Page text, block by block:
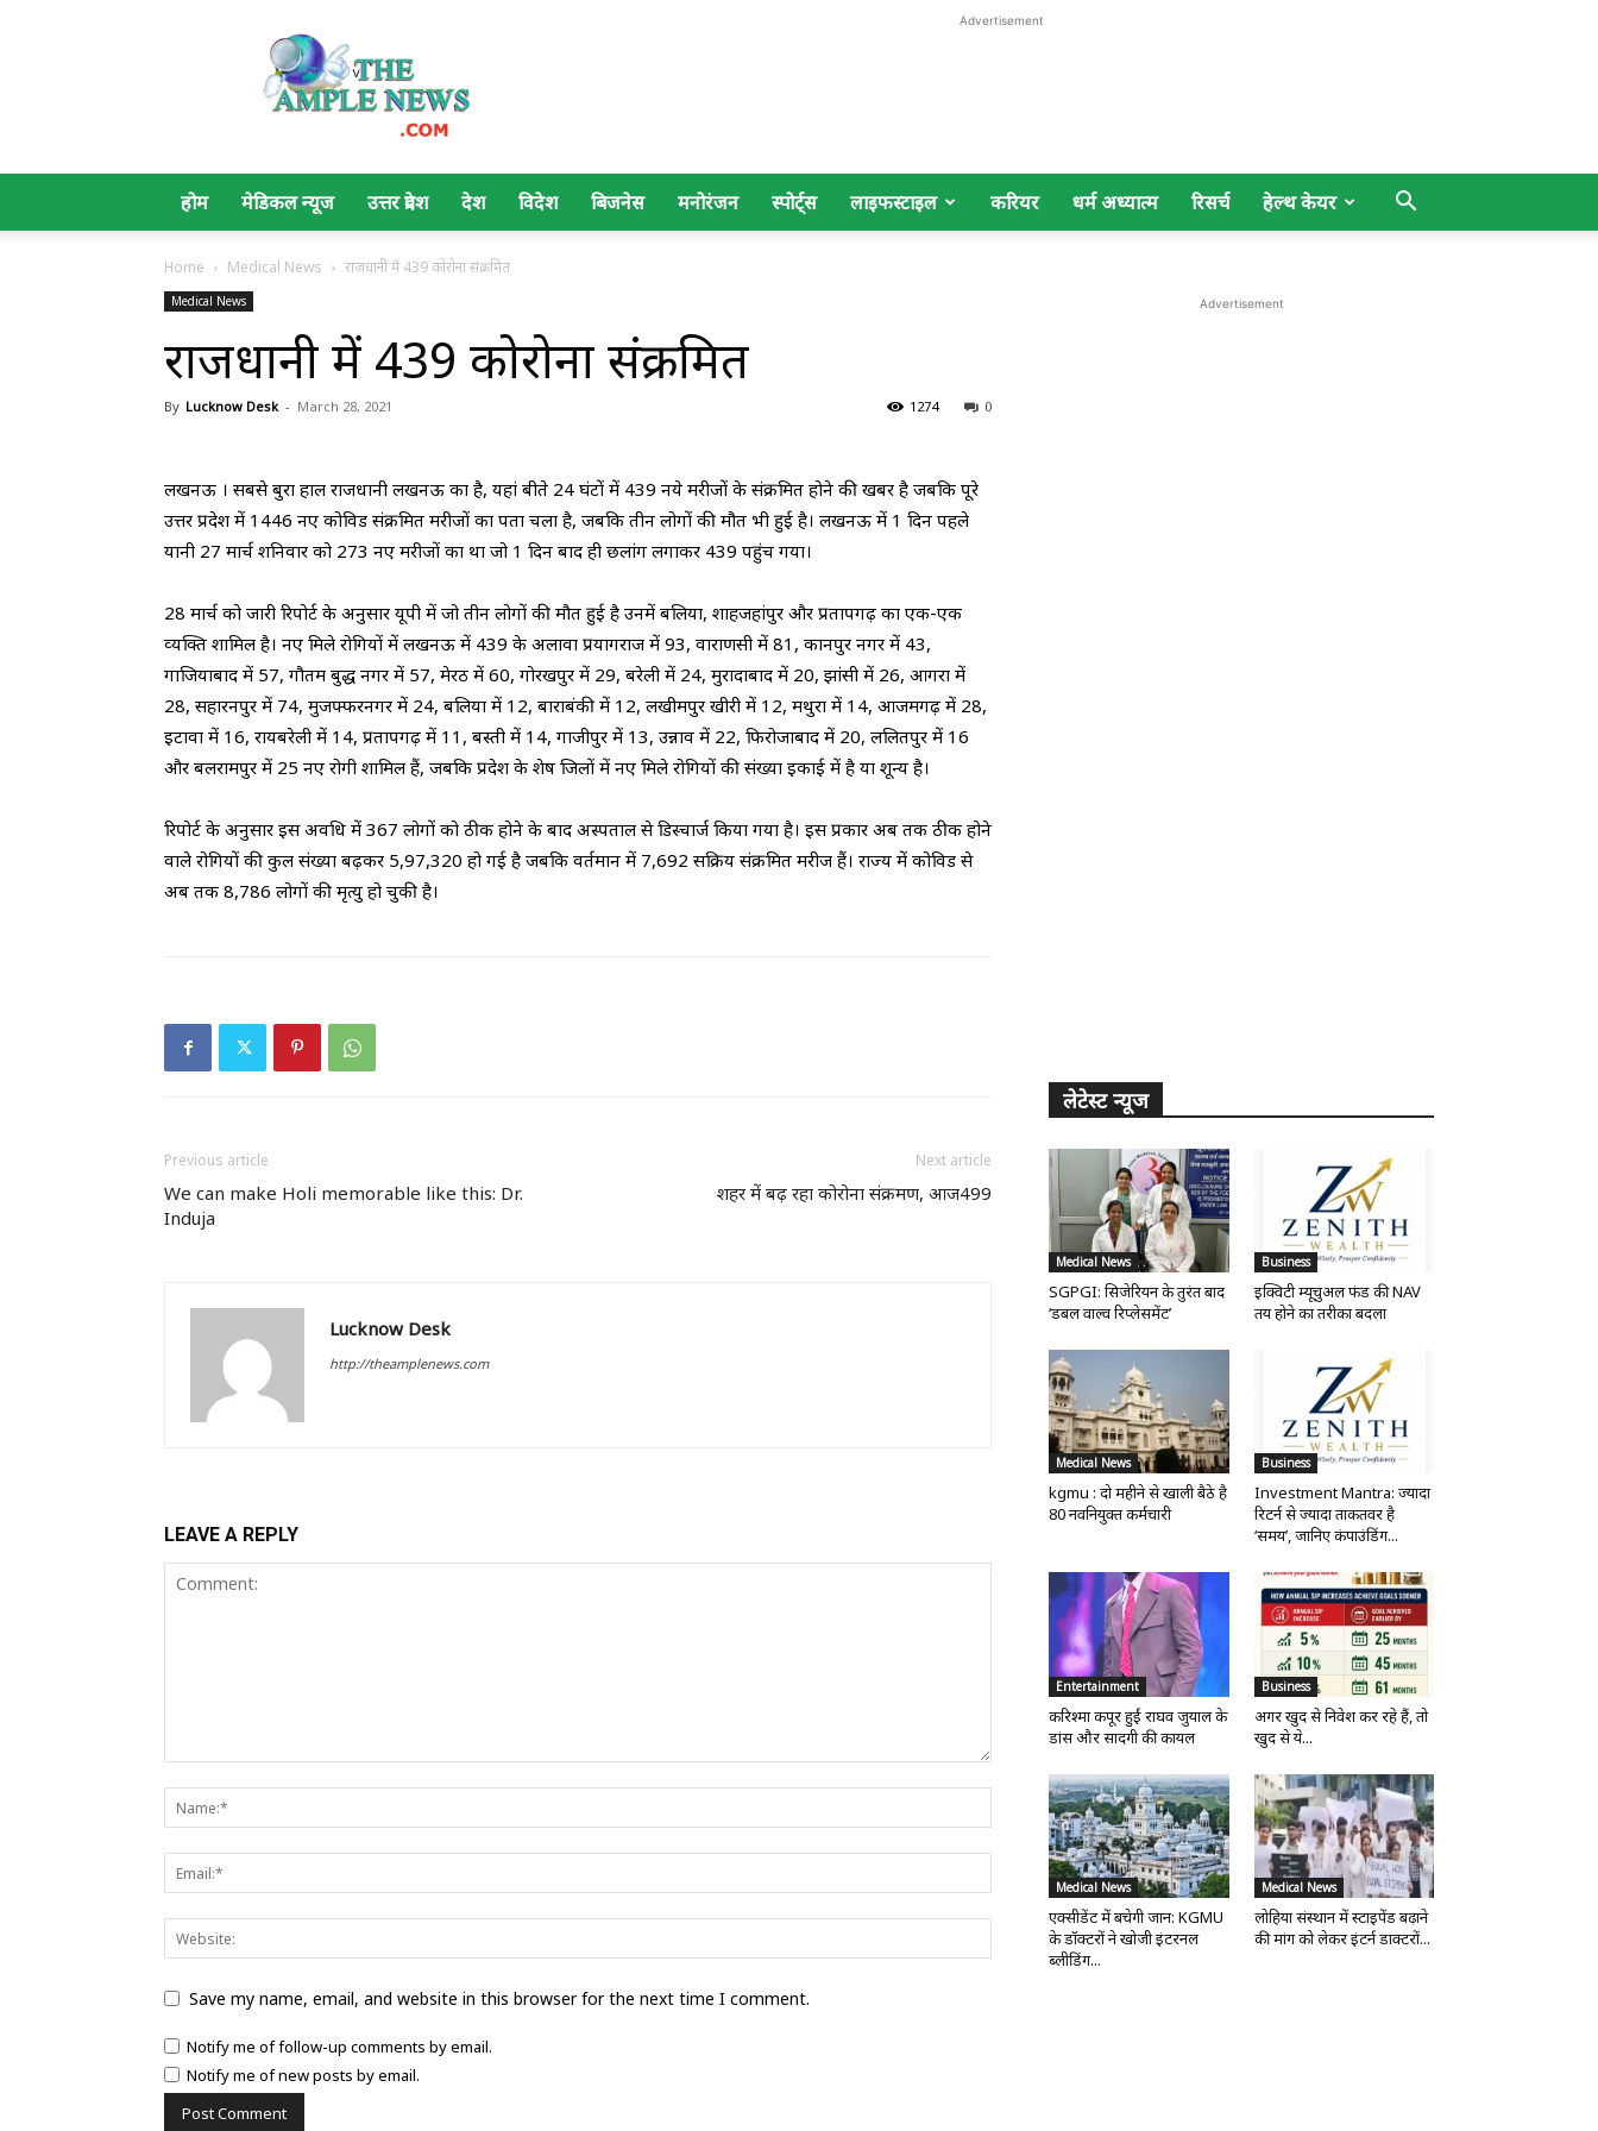
Ample
News
Advertisement
होम मेडिकल न्यूज उत्तर प्रदेश देश विदेश बिजनेस मनोरंजन स्पोर्ट्स लाइफस्टाइल करियर धर्म अध्यात्म रिसर्च हेल्थ केयर
Home Medical News राजधानी में 439 कोरोना संक्रमित
Medical News
राजधानी में 439 कोरोना संक्रमित
By Lucknow Desk - March 28, 2021 0
1274
लखनऊ । सबसे बुरा हाल राजधानी लखनऊ का है, यहां बीते 24 घंटों में 439 नये मरीजों के संक्रमित होने की खबर है जबकि पूरे
उत्तर प्रदेश में 1446 नए कोविड संक्रमित मरीजों का पता चला है, जबकि तीन लोगों की मौत भी हुई है। लखनऊ में 1 दिन पहले
यानी 27 मार्च शनिवार को 273 नए मरीजों का था जो 1 दिन बाद ही छलांग लगाकर 439 पहुंच गया।
28 मार्च को जारी रिपोर्ट के अनुसार यूपी में जो तीन लोगों की मौत हुई है उनमें बलिया, शाहजहांपुर और प्रतापगढ़ का एक-एक
व्‍यक्ति शामिल है। नए मिले रोगियों में लखनऊ में 439 के अलावा प्रयागराज में 93, वाराणसी में 81, कानपुर नगर में 43,
गाजियाबाद में 57, गौतम बुद्ध नगर में 57, मेरठ में 60, गोरखपुर में 29, बरेली में 24, मुरादाबाद में 20, झांसी में 26, आगरा में
28, सहारनपुर में 74, मुजफ्फरनगर में 24, बलिया में 12, बाराबंकी में 12, लखीमपुर खीरी में 12, मथुरा में 14, आजमगढ़ में 28,
इटावा में 16, रायबरेली में 14, प्रतापगढ़ में 11, बस्ती में 14, गाजीपुर में 13, उन्नाव में 22, फिरोजाबाद में 20, ललितपुर में 16
और बलरामपुर में 25 नए रोगी शामिल हैं, जबकि प्रदेश के शेष जिलों में नए मिले रोगियों की संख्या इकाई में है या शून्‍य है।
रिपोर्ट के अनुसार इस अवधि में 367 लोगों को ठीक होने के बाद अस्पताल से डिस्चार्ज किया गया है। इस प्रकार अब तक ठीक होने
वाले रोगियों की कुल संख्या बढ़कर 5,97,320 हो गई है जबकि वर्तमान में 7,692 सक्रिय संक्रमित मरीज हैं। राज्‍य में कोविड से
अब तक 8,786 लोगों की मृत्यु हो चुकी है।
Previous article
We can make Holi memorable like this: Dr.
Induja
Next article
शहर में बढ़ रहा कोरोना संक्रमण, आज499
Lucknow Desk
http://theamplenews.com
LEAVE A REPLY
Save my name, email, and website in this browser for the next time I comment.
Notify me of follow-up comments by email.
Notify me of new posts by email.
Advertisement
लेटेस्ट न्यूज
Medical News
SGPGI: सिजेरियन के तुरंत बाद
‘डबल वाल्व रिप्लेसमेंट’
Business
इक्विटी म्यूचुअल फंड की NAV
तय होने का तरीका बदला
Medical News
kgmu : दो महीने से खाली बैठे है
80 नवनियुक्त कर्मचारी
Business
Investment Mantra: ज्यादा
रिटर्न से ज्यादा ताकतवर है
‘समय’, जानिए कंपाउंडिंग...
Entertainment
करिश्मा कपूर हुईं राघव जुयाल के
डांस और सादगी की कायल
Business
अगर खुद से निवेश कर रहे हैं, तो
खुद से ये...
Medical News
एक्सीडेंट में बचेगी जान: KGMU
के डॉक्टरों ने खोजी इंटरनल
ब्लीडिंग...
Medical News
लोहिया संस्थान में स्टाइपेंड बढ़ाने
की मांग को लेकर इंटर्न डाक्टरों...